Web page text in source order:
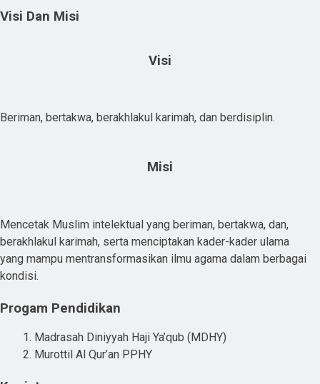
Visi Dan Misi
Visi
Beriman, bertakwa, berakhlakul karimah, dan berdisiplin.
Misi
Mencetak Muslim intelektual yang beriman, bertakwa, dan,
berakhlakul karimah, serta menciptakan kader-kader ulama
yang mampu mentransformasikan ilmu agama dalam berbagai
kondisi.
Progam Pendidikan
Madrasah Diniyyah Haji Ya’qub (MDHY)
Murottil Al Qur’an PPHY